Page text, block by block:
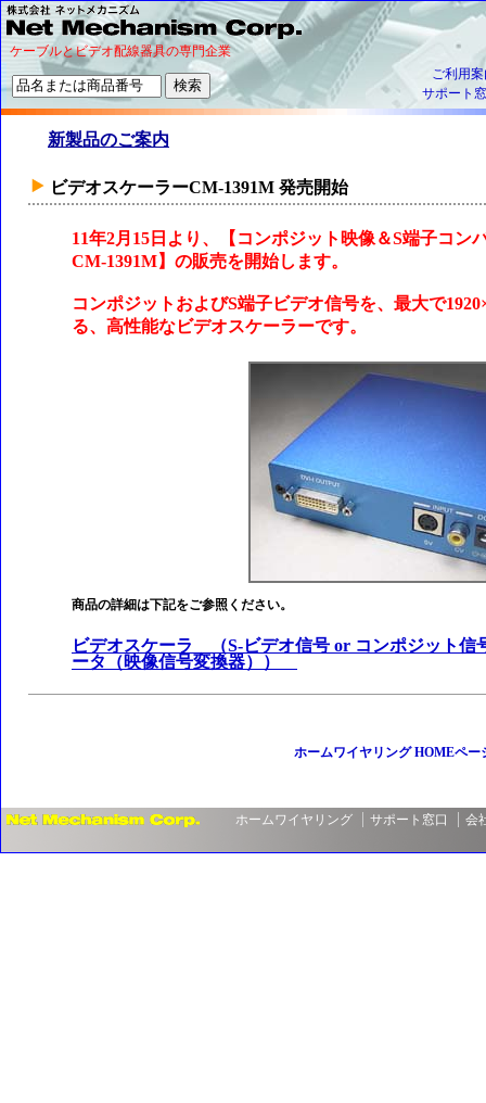
ケーブルとビデオ配線器具の専門企業
ご利用
サポート
新製品のご案内
ビデオスケーラーCM-1391M 発売開始
11年2月15日より、【コンポジット映像＆S端子コ
CM-1391M】の販売を開始します。
コンポジットおよびS端子ビデオ信号を、最大で
る、高性能なビデオスケーラーです。
商品の詳細は下記をご参照ください。
ビデオスケーラ （S-ビデオ信号 or コンポジット
ータ（映像信号変換器））
ホームワイヤリング HOMEペー
ホームワイヤリング サポート窓口 会